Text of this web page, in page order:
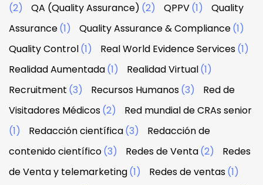
(2) QA (Quality Assurance) (2) QPPV(1)
Quality
Assurance(1) Quality Assurance & Compliance(1)
Quality Control(1) Real World Evidence Services(1)
Realidad Aumentada(1) Realidad Virtual(1)
Recruitment (3) Recursos Humanos(3)
Red de
Visitadores Médicos(2)
Red mundial de CRAs senior
(1)
Redacción científica(3)
Redacción de
contenido científico(3) Redes de Venta(2)
Redes
de Venta y telemarketing(1) Redes de ventas(1)